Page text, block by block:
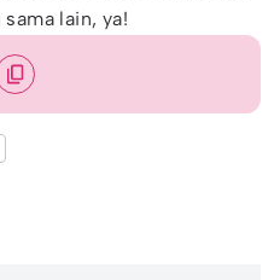
lain, ya!